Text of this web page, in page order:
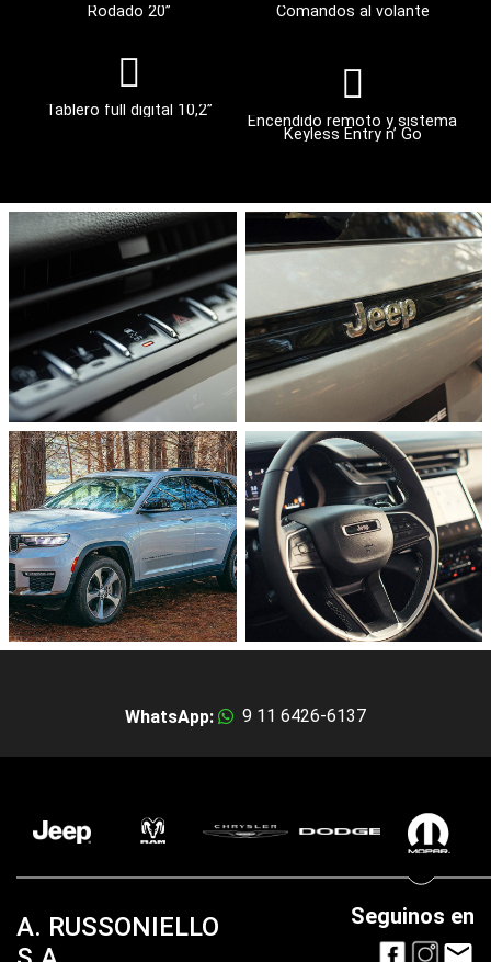
Rodado 20’’ Comandos al volante
Tablero full digital 10,2’’
Encendido remoto y sistema
Keyless Entry n’ Go
WhatsApp: 9 11 6426-6137
A. RUSSONIELLO
Seguinos en